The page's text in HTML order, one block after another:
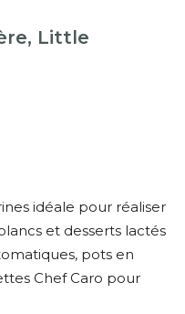
Little
idéale pour réaliser
et desserts lactés
pots en
Chef Caro pour